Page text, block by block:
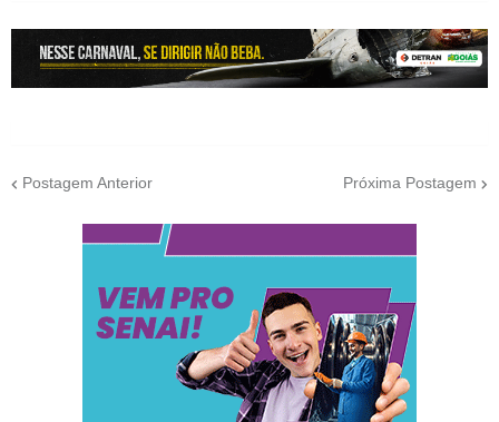
Postagem Anterior Próxima Postagem